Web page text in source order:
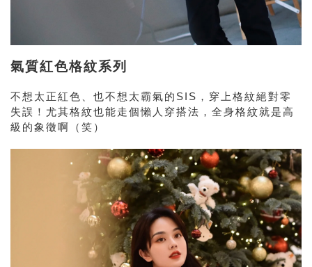
氣質紅色格紋系列
不想太正紅色、也不想太霸氣的SIS，穿上格紋絕對零
失誤！尤其格紋也能走個懶人穿搭法，全身格紋就是高
級的象徵啊（笑）